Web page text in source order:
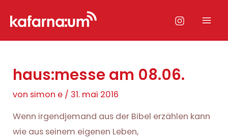
Inhalt
haus:messe am 08.06.
von simon e /31. mai 2016
Wenn irgendjemand aus der Bibel erzählen kann
wie aus seinem eigenen Leben,